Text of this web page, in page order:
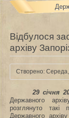
Відбулося
архіву
Створено: Середа,
29 січня
Державного
розглянуто такі
Державного